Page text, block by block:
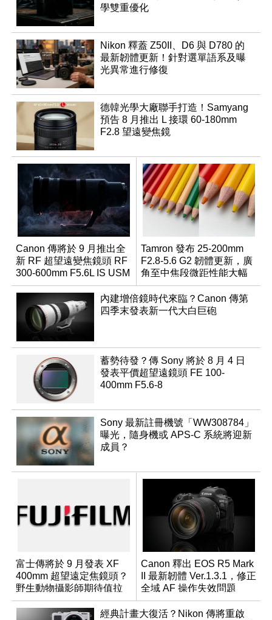
學雙重優化
Nikon 釋蓋 Z50II、D6 與 D780 的
最新韌體更新！針對選單語系及曝
光異常進行修復
德韓光學大廠聯手打造！Samyang
預告 8 月推出 L 接環 60-180mm
F2.8 望遠變焦鏡
Canon 傳將於 9 月推出全
新 RF 超望遠變焦鏡頭 RF
300-600mm F5.6L IS USM
Tamron 發布 25-200mm
F2.8-5.6 G2 韌體更新，廣
角至中焦段微距性能大幅
升級
內建增倍鏡時代來臨？Canon 傳第
四季末發表新一代大白巨砲
蓄勢待發？傳 Sony 將於 8 月 4 日
發表平價超望遠鏡頭 FE 100-
400mm F5.6-8
Sony 最新註冊機號「WW308784」
曝光，隨身機或 APS-C 系統將迎新
成員？
富士傳將於 9 月發表 XF
400mm 超望遠定焦鏡頭？
野生動物攝影師期待值拉
滿
Canon 釋出 EOS R5 Mark
II 最新韌體 Ver.1.3.1，修正
全域 AF 操作失效問題
經典計畫大復活？Nikon 傳將重啟